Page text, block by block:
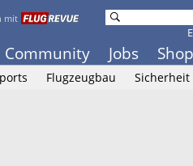
mit
Community Jobs Shop
Flugzeugbau Sicherheit